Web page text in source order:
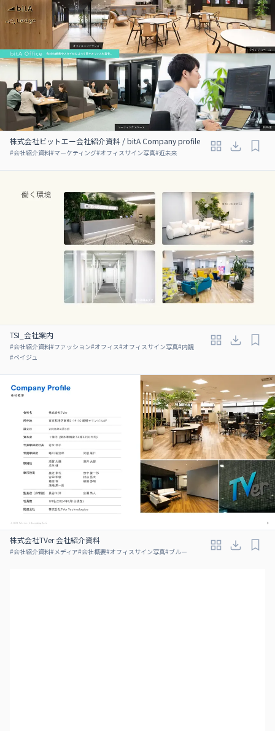
株式会社ビットエー会社紹介資料 / bitA Company profile
#会社紹介資料#マーケティング#オフィスサイン写真#近未来
TSI_会社案内
#会社紹介資料#ファッション#オフィス#オフィスサイン写真#内観
#ベイジュ
株式会社TVer 会社紹介資料
#会社紹介資料#メディア#会社概要#オフィスサイン写真#ブルー